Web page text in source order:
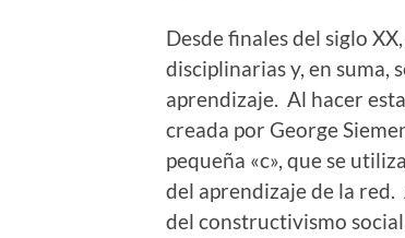
Desde finales del siglo
disciplinarias y, en suma,
aprendizaje. Al hacer
creada por George
pequeña «c», que se
del aprendizaje de la
del constructivismo